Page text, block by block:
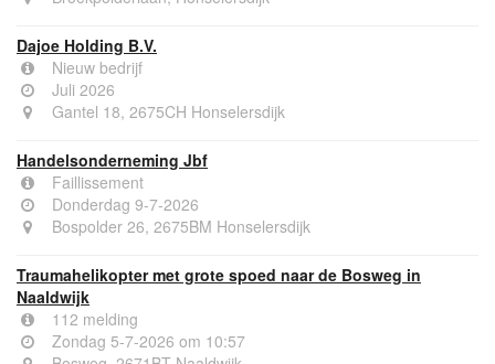
Dajoe Holding B.V.
Nieuw bedrijf
Juli 2026
Gantel 18, 2675CH Honselersdijk
Handelsonderneming Jbf
Faillissement
Donderdag 9-7-2026
Bospolder 26, 2675BM Honselersdijk
Traumahelikopter met grote spoed naar de Bosweg in
Naaldwijk
112 melding
Zondag 5-7-2026 om 10:57